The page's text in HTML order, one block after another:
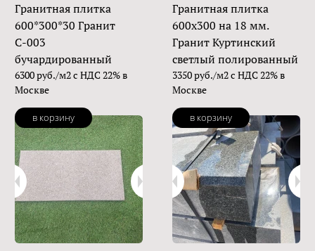
Гранитная плитка
600*300*30 Гранит
С-003
бучардированный
6300 руб./м2 с НДС 22% в
Москве
в корзину
Гранитная плитка
600х300 на 18 мм.
Гранит Куртинский
светлый полированный
3350 руб./м2 с НДС 22% в
Москве
в корзину